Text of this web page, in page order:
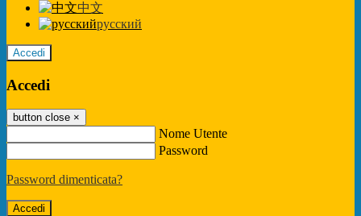
中文
русский
Accedi
Accedi
button close ×
Nome Utente
Password
Password dimenticata?